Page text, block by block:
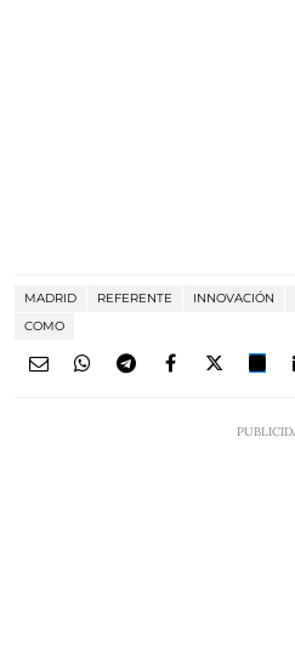
MADRID REFERENTE INNOVACIÓN
COMO